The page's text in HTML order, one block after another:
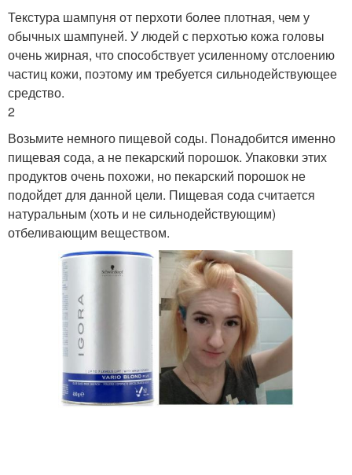
Текстура шампуня от перхоти более плотная, чем у
обычных шампуней. У людей с перхотью кожа головы
очень жирная, что способствует усиленному отслоению
частиц кожи, поэтому им требуется сильнодействующее
средство.
2
Возьмите немного пищевой соды. Понадобится именно
пищевая сода, а не пекарский порошок. Упаковки этих
продуктов очень похожи, но пекарский порошок не
подойдет для данной цели. Пищевая сода считается
натуральным (хоть и не сильнодействующим)
отбеливающим веществом.